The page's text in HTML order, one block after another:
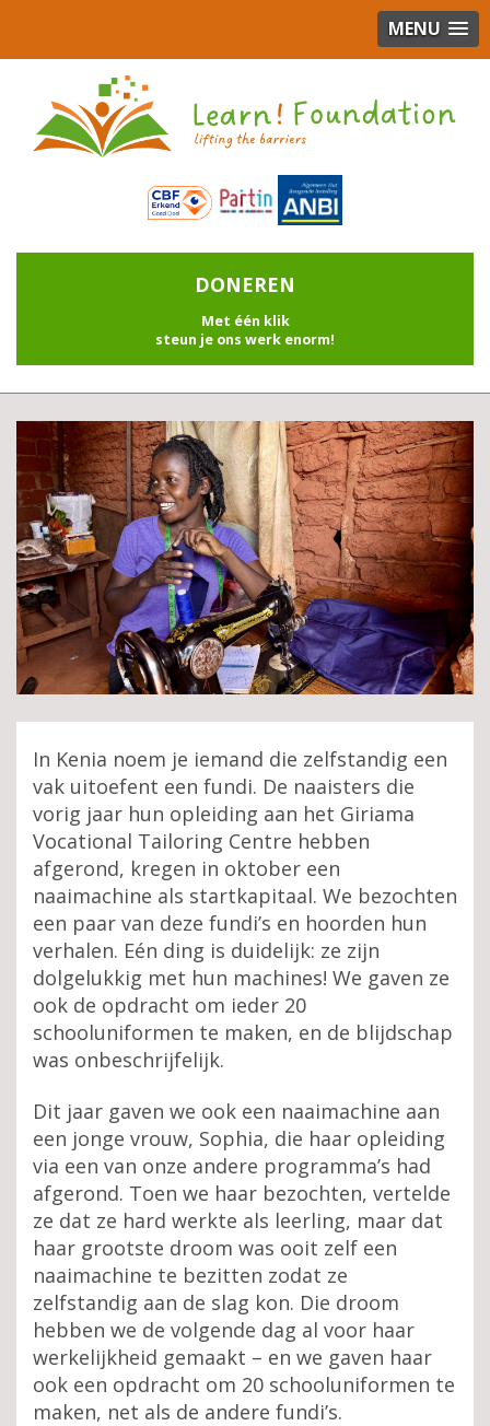
MENU
DONEREN
Met één klik
steun je ons werk enorm!
In Kenia noem je iemand die zelfstandig een
vak uitoefent een fundi. De naaisters die
vorig jaar hun opleiding aan het Giriama
Vocational Tailoring Centre hebben
afgerond, kregen in oktober een
naaimachine als startkapitaal. We bezochten
een paar van deze fundi’s en hoorden hun
verhalen. Eén ding is duidelijk: ze zijn
dolgelukkig met hun machines! We gaven ze
ook de opdracht om ieder 20
schooluniformen te maken, en de blijdschap
was onbeschrijfelijk.
Dit jaar gaven we ook een naaimachine aan
een jonge vrouw, Sophia, die haar opleiding
via een van onze andere programma’s had
afgerond. Toen we haar bezochten, vertelde
ze dat ze hard werkte als leerling, maar dat
haar grootste droom was ooit zelf een
naaimachine te bezitten zodat ze
zelfstandig aan de slag kon. Die droom
hebben we de volgende dag al voor haar
werkelijkheid gemaakt – en we gaven haar
ook een opdracht om 20 schooluniformen te
maken, net als de andere fundi’s.